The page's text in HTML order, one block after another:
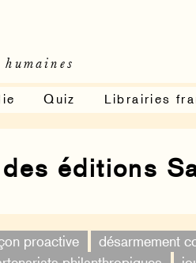
Quiz Librairies
éditions
proactive désarmement